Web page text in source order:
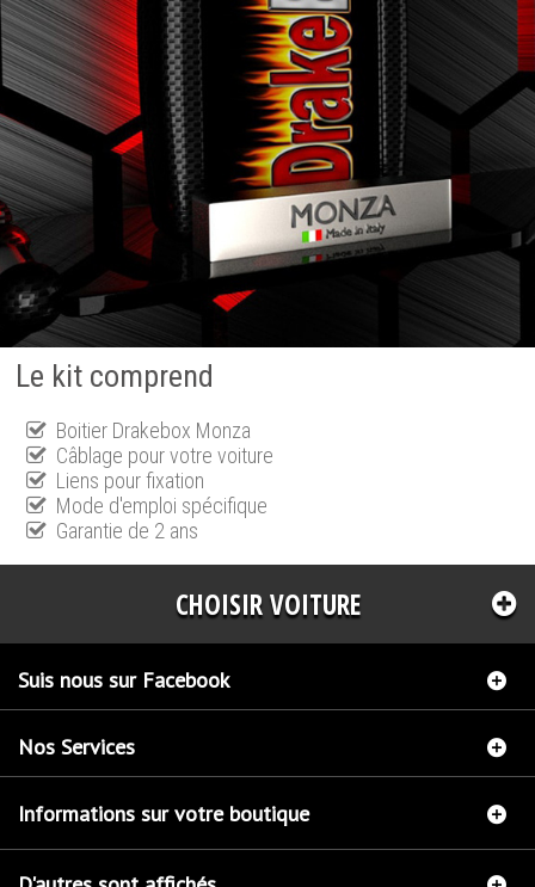
Le kit comprend
Boitier Drakebox Monza
Câblage pour votre voiture
Liens pour fixation
Mode d'emploi spécifique
Garantie de 2 ans
CHOISIR VOITURE
Suis nous sur Facebook
Nos Services
Informations sur votre boutique